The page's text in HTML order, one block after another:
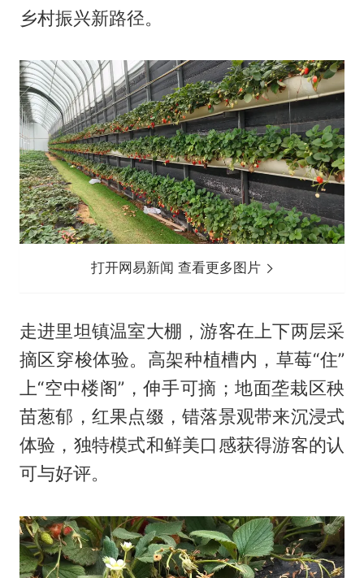
乡村振兴新路径。
打开网易新闻 查看更多图片
走进里坦镇温室大棚，游客在上下两层采
摘区穿梭体验。高架种植槽内，草莓“住”
上“空中楼阁”，伸手可摘；地面垄栽区秧
苗葱郁，红果点缀，错落景观带来沉浸式
体验，独特模式和鲜美口感获得游客的认
可与好评。